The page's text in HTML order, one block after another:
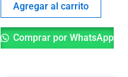
Agregar al carrito
Comprar por WhatsApp